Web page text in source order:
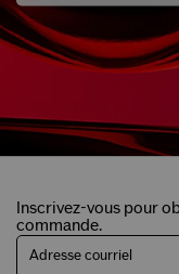
Inscrivez-vous pour
commande.
Adresse courriel